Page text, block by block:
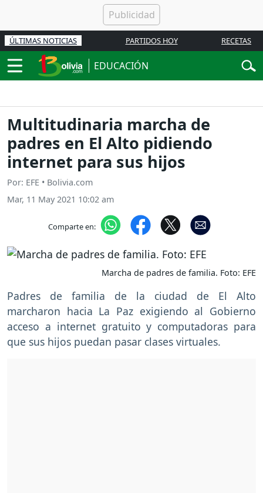
ÚLTIMAS NOTICIAS PARTIDOS HOY RECETAS
EDUCACIÓN
Multitudinaria marcha de
padres en El Alto pidiendo
internet para sus hijos
Por: EFE • Bolivia.com
Mar, 11 May 2021 10:02 am
Comparte en:
Marcha de padres de familia. Foto: EFE
Padres de familia de la ciudad de El Alto
marcharon hacia La Paz exigiendo al Gobierno
acceso a internet gratuito y computadoras para
que sus hijos puedan pasar clases virtuales.